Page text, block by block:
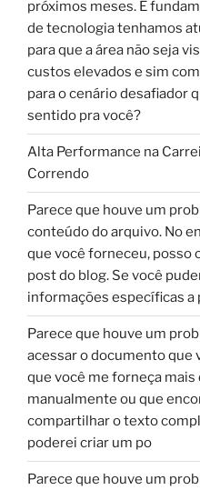
próximos meses. É
de tecnologia tenhamos
para que a área não seja
custos elevados e sim
para o cenário desafiador
sentido pra você?
Alta Performance na
Correndo
Parece que houve um
conteúdo do arquivo. No
que você forneceu, posso
post do blog. Se você
informações específicas
Parece que houve um
acessar o documento que
que você me forneça
manualmente ou que
compartilhar o texto
poderei criar um po
Parece que houve um